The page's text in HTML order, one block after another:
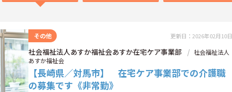
その他 更新日：2026年02月10日
社会福祉法人あすか福祉会あすか在宅ケア事業部
社会福祉法人
あすか福祉会
【長崎県／対馬市】 在宅ケア事業部での介護職
の募集です《非常勤》